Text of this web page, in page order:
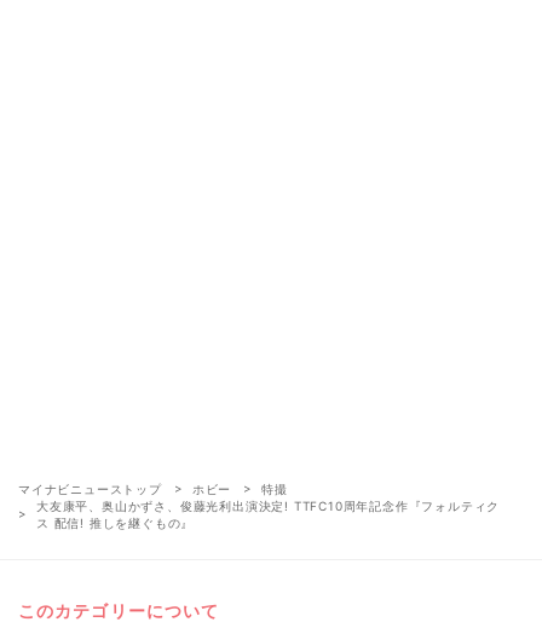
マイナビニューストップ ホビー
特撮
大友康平、奥山かずさ、俊藤光利出演決定! TTFC10周年記念作『フォルティク
ス 配信! 推しを継ぐもの』
このカテゴリーについて